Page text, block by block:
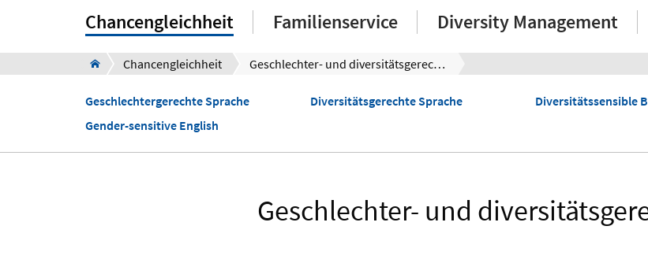
Chancengleichheit Familienservice Diversity Management
Chancengleichheit Geschlechter- und diversitätsgerechte Sprache
Geschlechtergerechte Sprache
Gender-sensitive English
Diversitätsgerechte Sprache Diversitätssensible
Geschlechter- und